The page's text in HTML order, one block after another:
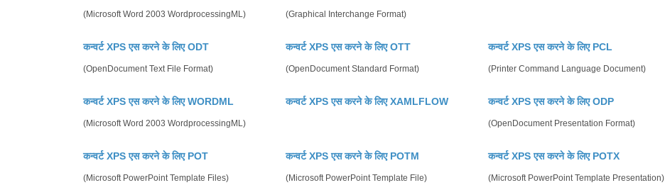
(Microsoft Word 2003 WordprocessingML) (Graphical Interchange Format)
कन्वर्ट XPS एस करने के लिए ODT
(OpenDocument Text File Format)
कन्वर्ट XPS एस करने के लिए OTT
(OpenDocument Standard Format)
कन्वर्ट XPS एस करने के लिए PCL
(Printer Command Language Document)
कन्वर्ट XPS एस करने के लिए WORDML
(Microsoft Word 2003 WordprocessingML)
कन्वर्ट XPS एस करने के लिए XAMLFLOW कन्वर्ट XPS एस करने के लिए ODP
(OpenDocument Presentation Format)
कन्वर्ट XPS एस करने के लिए POT
(Microsoft PowerPoint Template Files)
कन्वर्ट XPS एस करने के लिए POTM
(Microsoft PowerPoint Template File)
कन्वर्ट XPS एस करने के लिए POTX
(Microsoft PowerPoint Template Presentation)